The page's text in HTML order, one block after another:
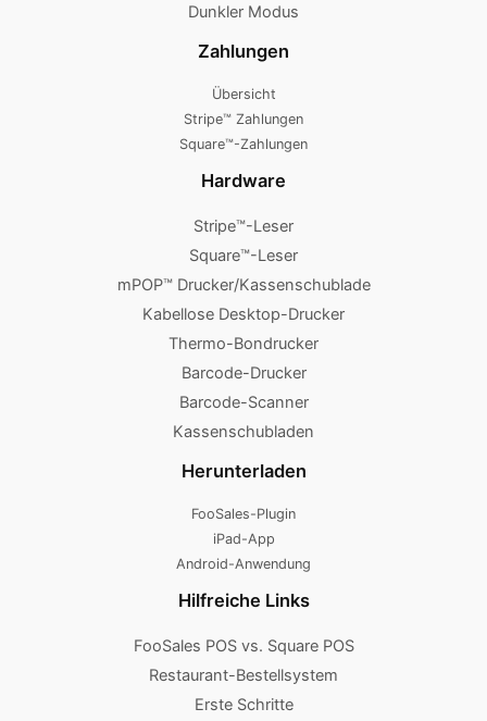
Dunkler Modus
Zahlungen
Übersicht
Stripe™ Zahlungen
Square™-Zahlungen
Hardware
Stripe™-Leser
Square™-Leser
mPOP™ Drucker/Kassenschublade
Kabellose Desktop-Drucker
Thermo-Bondrucker
Barcode-Drucker
Barcode-Scanner
Kassenschubladen
Herunterladen
FooSales-Plugin
iPad-App
Android-Anwendung
Hilfreiche Links
FooSales POS vs. Square POS
Restaurant-Bestellsystem
Erste Schritte